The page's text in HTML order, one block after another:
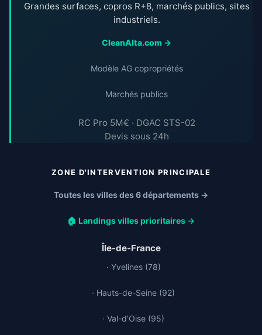
Grandes surfaces, copros R+8, marchés publics, sites
industriels.
CleanAlta.com →
Modèle AG copropriétés
Marchés publics
RC Pro 5M€ · DGAC STS-02
Devis sous 24h
ZONE D'INTERVENTION PRINCIPALE
Toutes les villes des 6 départements →
🏠 Landings villes prioritaires →
Île-de-France
· Yvelines (78)
· Hauts-de-Seine (92)
· Val-d'Oise (95)